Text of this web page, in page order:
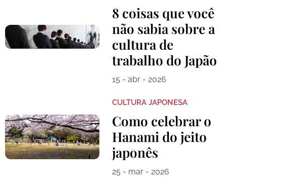
8 coisas que você
não sabia sobre a
cultura de
trabalho do Japão
15 - abr - 2026
CULTURA JAPONESA
Como celebrar o
Hanami do jeito
japonês
25 - mar - 2026